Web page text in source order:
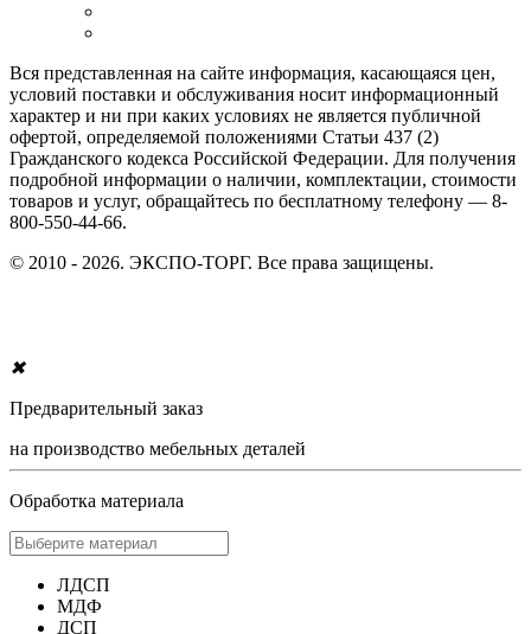
Вся представленная на сайте информация, касающаяся цен,
условий поставки и обслуживания носит информационный
характер и ни при каких условиях не является публичной
офертой, определяемой положениями Статьи 437 (2)
Гражданского кодекса Российской Федерации. Для получения
подробной информации о наличии, комплектации, стоимости
товаров и услуг, обращайтесь по бесплатному телефону — 8-
800-550-44-66.
© 2010 - 2026. ЭКСПО-ТОРГ. Все права защищены.
✖
Предварительный заказ
на производство мебельных деталей
Обработка материала
ЛДСП
МДФ
ДСП